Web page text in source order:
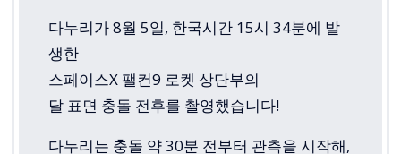
다누리가 8월 5일, 한국시간 15시 34분에 발
생한
스페이스X 팰컨9 로켓 상단부의
달 표면 충돌 전후를 촬영했습니다!
다누리는 충돌 약 30분 전부터 관측을 시작해,